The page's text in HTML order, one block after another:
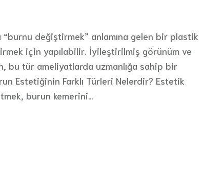
değiştirmek” anlamına gelen bir plastik
için yapılabilir. İyileştirilmiş görünüm ve
tür ameliyatlarda uzmanlığa sahip bir
Estetiğinin Farklı Türleri Nelerdir? Estetik
burun kemerini…